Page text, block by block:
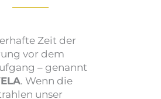
Zeit der
vor dem
– genannt
. Wenn die
unser